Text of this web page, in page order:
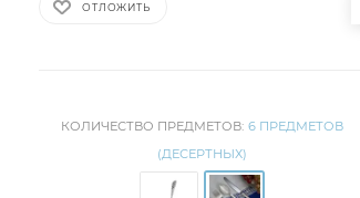
ОТЛОЖИТЬ
КОЛИЧЕСТВО ПРЕДМЕТОВ: 6 ПРЕДМЕТОВ
(ДЕСЕРТНЫХ)